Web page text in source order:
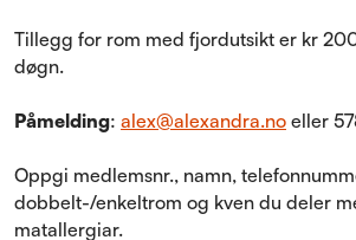
Tillegg for rom med fjordutsikt er kr
døgn.
Påmelding: alex@alexandra.no eller
Oppgi medlemsnr., namn,
dobbelt-/enkeltrom og kven du deler
matallergiar.